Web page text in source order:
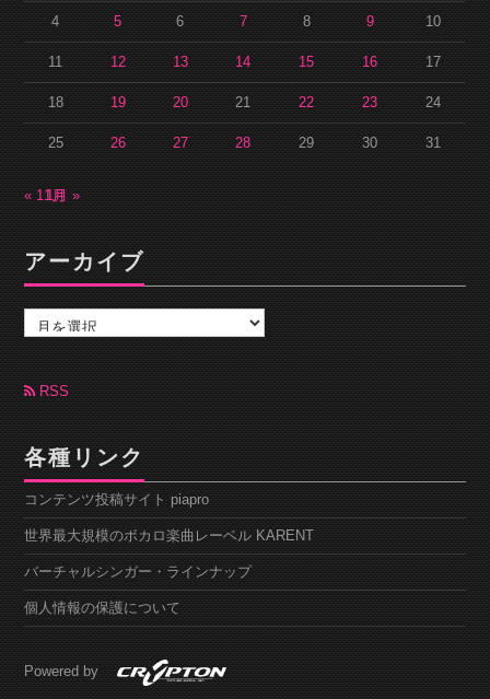
4 5 6 7 8 9 10
11 12 13 14 15 16 17
18 19 20 21 22 23 24
25 26 27 28 29 30 31
« 11月1月 »
アーカイブ
カ
ブ RSS
各種リンク
コンテンツ投稿サイト piapro
世界最大規模のボカロ楽曲レーベル KARENT
バーチャルシンガー・ラインナップ
個人情報の保護について
Powered by